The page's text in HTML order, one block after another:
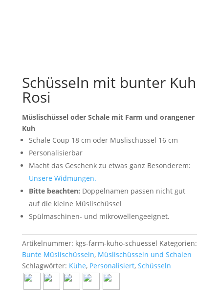
Schüsseln mit bunter Kuh
Rosi
Müslischüssel oder Schale mit Farm und orangener
Kuh
Schale Coup 18 cm oder Müslischüssel 16 cm
Personalisierbar
Macht das Geschenk zu etwas ganz Besonderem:
Unsere Widmungen.
Bitte beachten: Doppelnamen passen nicht gut
auf die kleine Müslischüssel
Spülmaschinen- und mikrowellengeeignet.
Artikelnummer: kgs-farm-kuho-schuessel Kategorien:
Bunte Müslischüsseln, Müslischüsseln und Schalen
Schlagwörter: Kühe, Personalisiert, Schüsseln